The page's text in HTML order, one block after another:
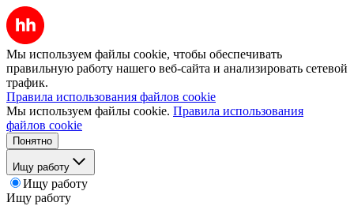
Мы используем файлы cookie, чтобы обеспечивать
правильную работу нашего веб-сайта и анализировать сетевой
трафик.
Правила использования файлов cookie
Мы используем файлы cookie. Правила использования
файлов cookie
Понятно
Ищу работу
Ищу работу
Ищу работу